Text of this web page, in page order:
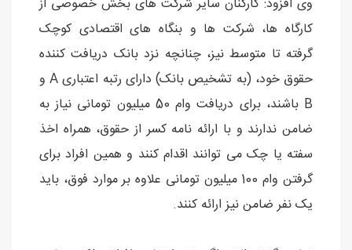
وی افزود: کارکنان سایر شرکت های بخش خصوصی از
کارگاه ها، شرکت ها و بنگاه های اقتصادی کوچک
گرفته تا متوسط نیز، چنانچه نزد بانک دریافت کننده
حقوق خود، (به تشخیص بانک) دارای رتبه اعتباری A و
B باشند، برای دریافت وام 50 میلیون تومانی نیاز به
ضامن ندارند و با ارائه نامه کسر از حقوق، همراه اخذ
سفته یا چک می توانند اقدام کنند و همین افراد برای
گرفتن وام 100 میلیون تومانی علاوه بر موارد فوق، باید
یک نفر ضامن نیز ارائه کنند.